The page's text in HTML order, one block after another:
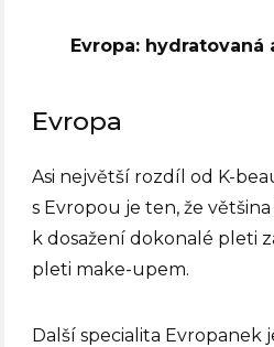
Evropa:
Evropa
Asi největší rozdíl od K-
s Evropou je ten, že
k dosažení dokonalé pleti
pleti make-upem.
Další specialita Evropanek